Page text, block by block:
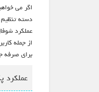
اگر می
دسته
عملکرد
از جمله
برای صرفه
عملکرد